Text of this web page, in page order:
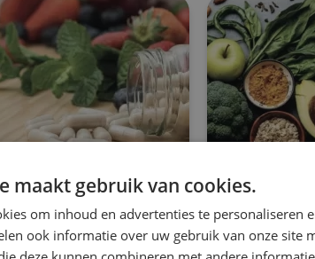
d’un
Cancer
maakt gebruik van cookies.
om inhoud en advertenties te personaliseren
ook informatie over uw gebruik van onze site